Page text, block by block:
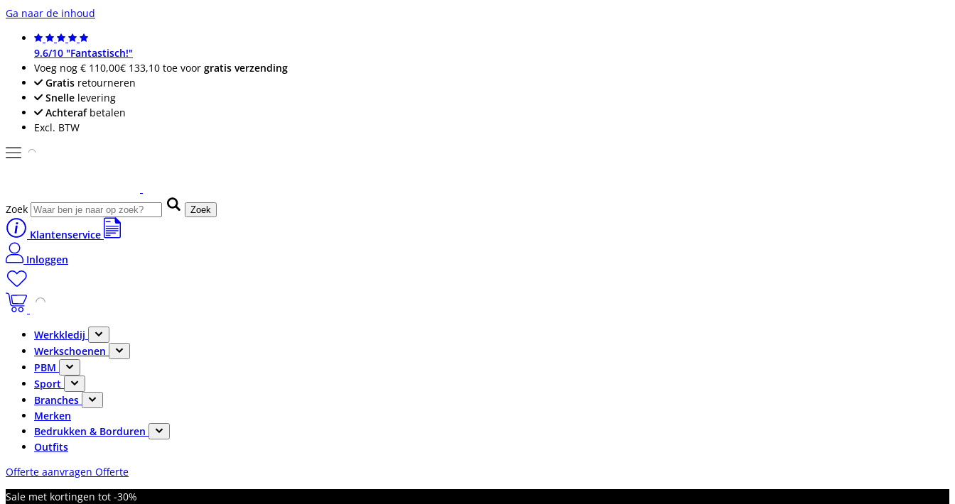
Ga naar de inhoud
9.6/10 "Fantastisch!"
Voeg nog € 110,00€ 133,10 toe voor gratis verzending
Gratis retourneren
Snelle levering
Achterafbetalen
Excl. BTW
Zoek Zoek
Klantenservice
Inloggen
Werkkledij
Werkschoenen
PBM
Sport
Branches
Merken
Bedrukken & Borduren
Outfits
Offerte aanvragen Offerte
Sale met kortingen tot -30%